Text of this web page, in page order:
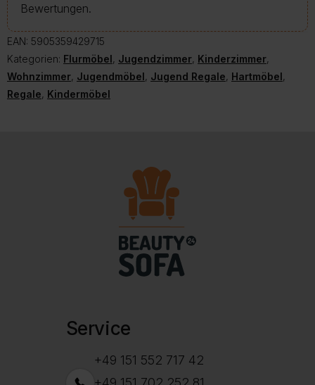
Bewertungen.
EAN: 5905359429715
Kategorien: Flurmöbel, Jugendzimmer, Kinderzimmer,
Wohnzimmer, Jugendmöbel, Jugend Regale, Hartmöbel,
Regale, Kindermöbel
Service
+49 151 552 717 42